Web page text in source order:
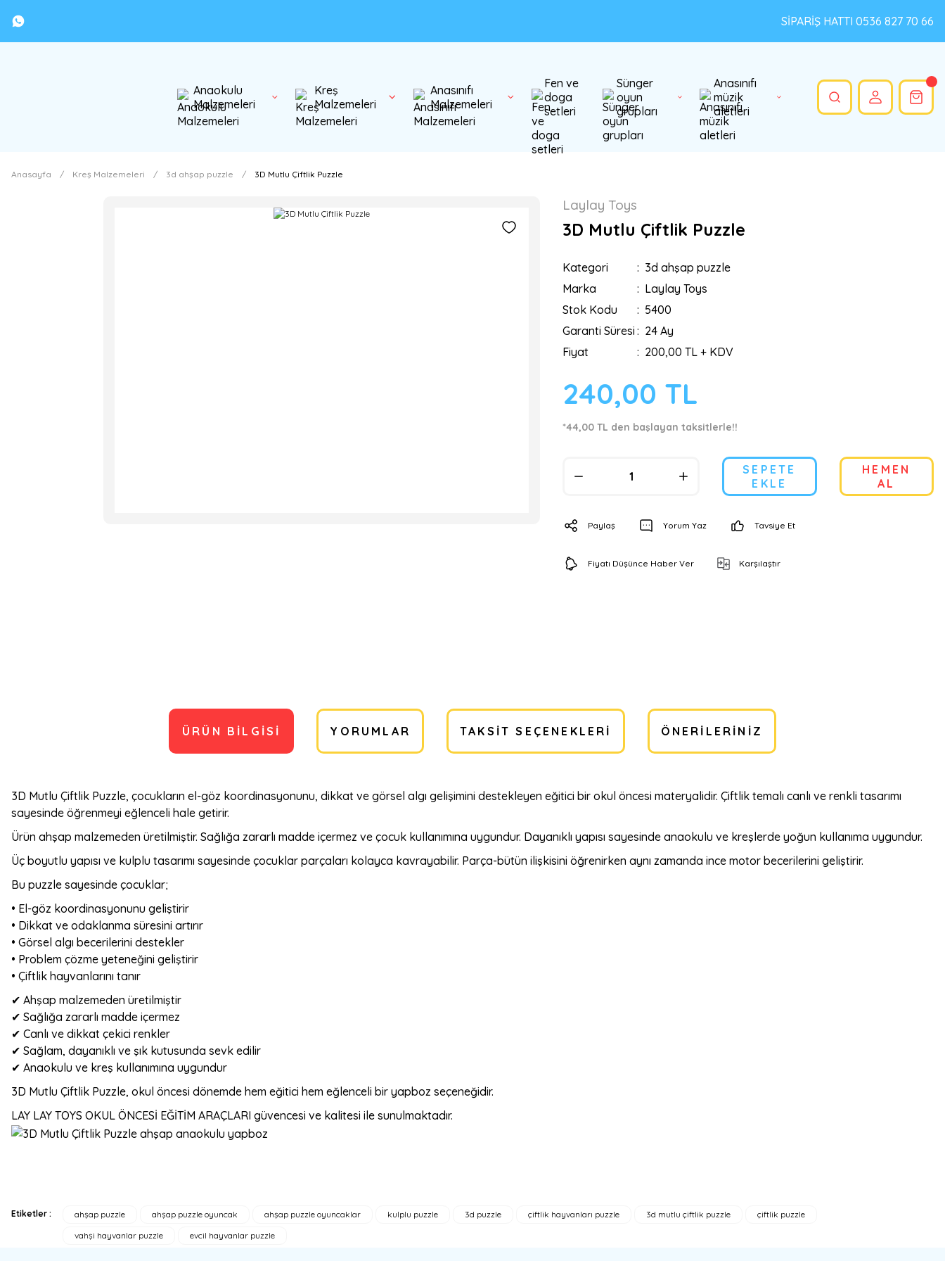
SİPARİŞ HATTI 0536 827 70 66
Anaokulu
Malzemeleri
Kreş
Malzemeleri
Anasınıfı
Malzemeleri
Fen ve
doga
setleri
Sünger
oyun
grupları
Anasınıfı
müzik
aletleri
Anasayfa Kreş Malzemeleri 3d ahşap puzzle 3D Mutlu Çiftlik Puzzle
Laylay Toys
3D Mutlu Çiftlik Puzzle
Kategori
3d ahşap puzzle
Marka
Laylay Toys
Stok Kodu
5400
Garanti Süresi
24 Ay
Fiyat
200,00 TL + KDV
240,00 TL
*44,00 TL den başlayan taksitlerle!!
SEPETE
EKLE
HEMEN
AL
Paylaş Yorum Yaz Tavsiye Et
Fiyatı Düşünce Haber Ver Karşılaştır
ÜRÜN BILGISI YORUMLAR TAKSIT SEÇENEKLERI ÖNERILERINIZ
3D Mutlu Çiftlik Puzzle, çocukların el-göz koordinasyonunu, dikkat ve görsel algı gelişimini destekleyen eğitici bir okul öncesi materyalidir. Çiftlik temalı canlı ve renkli tasarımı
sayesinde öğrenmeyi eğlenceli hale getirir.
Ürün ahşap malzemeden üretilmiştir. Sağlığa zararlı madde içermez ve çocuk kullanımına uygundur. Dayanıklı yapısı sayesinde anaokulu ve kreşlerde yoğun kullanıma uygundur.
Üç boyutlu yapısı ve kulplu tasarımı sayesinde çocuklar parçaları kolayca kavrayabilir. Parça-bütün ilişkisini öğrenirken aynı zamanda ince motor becerilerini geliştirir.
Bu puzzle sayesinde çocuklar;
• El-göz koordinasyonunu geliştirir
• Dikkat ve odaklanma süresini artırır
• Görsel algı becerilerini destekler
• Problem çözme yeteneğini geliştirir
• Çiftlik hayvanlarını tanır
✔ Ahşap malzemeden üretilmiştir
✔ Sağlığa zararlı madde içermez
✔ Canlı ve dikkat çekici renkler
✔ Sağlam, dayanıklı ve şık kutusunda sevk edilir
✔ Anaokulu ve kreş kullanımına uygundur
3D Mutlu Çiftlik Puzzle, okul öncesi dönemde hem eğitici hem eğlenceli bir yapboz seçeneğidir.
LAY LAY TOYS OKUL ÖNCESİ EĞİTİM ARAÇLARI güvencesi ve kalitesi ile sunulmaktadır.
Görüş ve önerileriniz için teşekkür ederiz.
Etiketler : ahşap puzzle ahşap puzzle oyuncak ahşap puzzle oyuncaklar kulplu puzzle 3d puzzle çiftlik hayvanları puzzle 3d mutlu çiftlik puzzle
çiftlik puzzle
vahşi hayvanlar puzzle
evcil hayvanlar puzzle